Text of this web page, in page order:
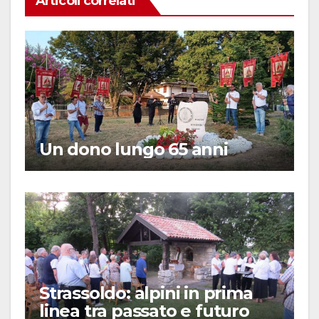
Un dono lungo 65 anni
Strassoldo: alpini in prima
linea tra passato e futuro